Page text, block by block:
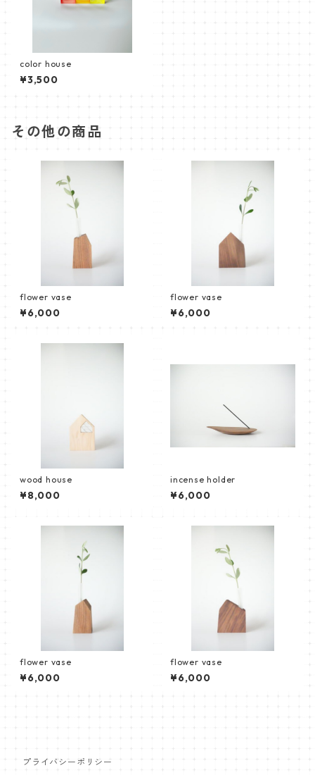
color house
¥3,500
その他の商品
flower vase
¥6,000
flower vase
¥6,000
wood house
¥8,000
incense holder
¥6,000
flower vase
¥6,000
flower vase
¥6,000
プライバシーポリシー